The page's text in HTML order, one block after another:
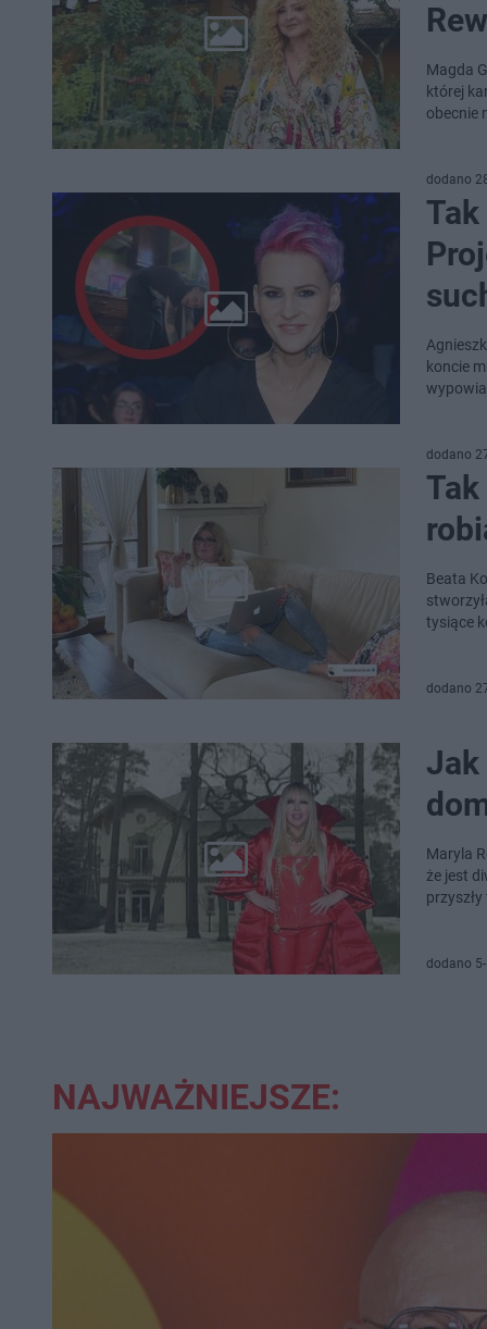
Magda
której
obecnie
dodano
koncie
dodano
Beata
tysiące
dodano
Jak
Maryla
że jest
przyszły
dodano
NAJWAŻNIEJSZE: